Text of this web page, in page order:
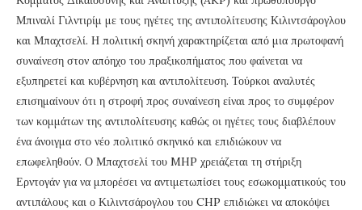
Μπιναλί Γιλντιρίμ με τους ηγέτες της αντιπολίτευσης Κιλιντσάρογλου
και Μπαχτσελί. Η πολιτική σκηνή χαρακτηρίζεται από μια πρωτοφανή
συναίνεση στον απόηχο του πραξικοπήματος που φαίνεται να
εξυπηρετεί και κυβέρνηση και αντιπολίτευση. Τούρκοι αναλυτές
επισημαίνουν ότι η στροφή προς συναίνεση είναι προς το συμφέρον
των κομμάτων της αντιπολίτευσης καθώς οι ηγέτες τους διαβλέπουν
ένα άνοιγμα στο νέο πολιτικό σκηνικό και επιδιώκουν να
επωφεληθούν. Ο Μπαχτσελί του MHP χρειάζεται τη στήριξη
Ερντογάν για να μπορέσει να αντιμετωπίσει τους εσωκομματικούς του
αντιπάλους και ο Κιλιντσάρογλου του CHP επιδιώκει να αποκόψει